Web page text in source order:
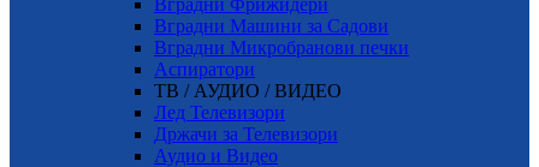
Вградни Фрижидери
Вградни Машини за Садови
Вградни Микробранови печки
Аспиратори
ТВ / АУДИО / ВИДЕО
Лед Телевизори
Држачи за Телевизори
Аудио и Видео